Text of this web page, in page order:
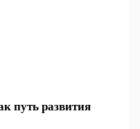
путь развития